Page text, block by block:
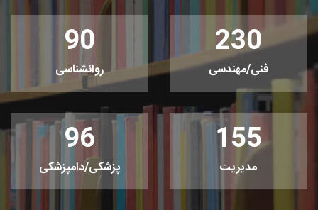
230
فنی/مهندسی
90
روانشناسی
155
مدیریت
96
پزشکی/دامپزشکی